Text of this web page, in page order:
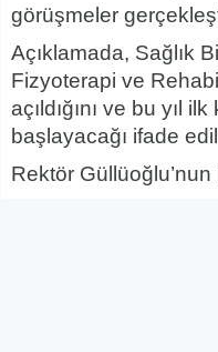
görüşmeler
Açıklamada, Sağlık
Fizyoterapi ve
açıldığını ve bu yıl
başlayacağı ifade
Rektör Güllüoğlu’nun